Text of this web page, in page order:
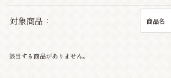
対象商品： 商品名
該当する商品がありません。